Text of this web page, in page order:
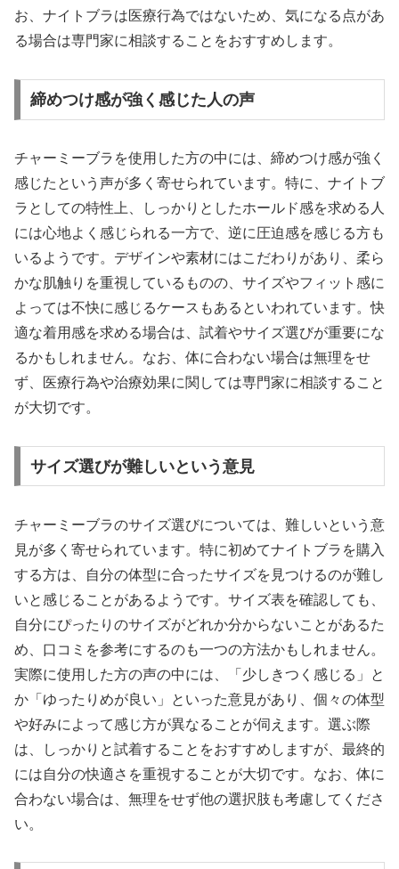
お、ナイトブラは医療行為ではないため、気になる点があ
る場合は専門家に相談することをおすすめします。
締めつけ感が強く感じた人の声
チャーミーブラを使用した方の中には、締めつけ感が強く
感じたという声が多く寄せられています。特に、ナイトブ
ラとしての特性上、しっかりとしたホールド感を求める人
には心地よく感じられる一方で、逆に圧迫感を感じる方も
いるようです。デザインや素材にはこだわりがあり、柔ら
かな肌触りを重視しているものの、サイズやフィット感に
よっては不快に感じるケースもあるといわれています。快
適な着用感を求める場合は、試着やサイズ選びが重要にな
るかもしれません。なお、体に合わない場合は無理をせ
ず、医療行為や治療効果に関しては専門家に相談すること
が大切です。
サイズ選びが難しいという意見
チャーミーブラのサイズ選びについては、難しいという意
見が多く寄せられています。特に初めてナイトブラを購入
する方は、自分の体型に合ったサイズを見つけるのが難し
いと感じることがあるようです。サイズ表を確認しても、
自分にぴったりのサイズがどれか分からないことがあるた
め、口コミを参考にするのも一つの方法かもしれません。
実際に使用した方の声の中には、「少しきつく感じる」と
か「ゆったりめが良い」といった意見があり、個々の体型
や好みによって感じ方が異なることが伺えます。選ぶ際
は、しっかりと試着することをおすすめしますが、最終的
には自分の快適さを重視することが大切です。なお、体に
合わない場合は、無理をせず他の選択肢も考慮してくださ
い。